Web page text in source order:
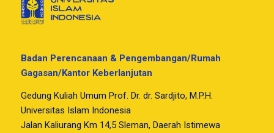
Badan Perencanaan & Pengembangan/Rumah
Gagasan/Kantor Keberlanjutan
Gedung Kuliah Umum Prof. Dr. dr. Sardjito, M.P.H.
Universitas Islam Indonesia
Jalan Kaliurang Km 14,5 Sleman, Daerah Istimewa